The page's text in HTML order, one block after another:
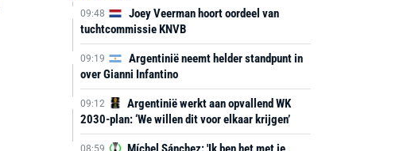
09:48
Joey Veerman hoort oordeel van
tuchtcommissie KNVB
09:19
Argentinië neemt helder standpunt in
over Gianni Infantino
09:12
Argentinië werkt aan opvallend WK
2030-plan: ‘We willen dit voor elkaar krijgen’
08:59